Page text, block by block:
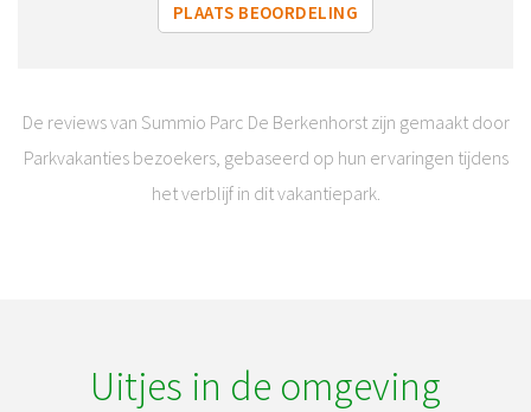
PLAATS BEOORDELING
De reviews van Summio Parc De Berkenhorst zijn gemaakt door
Parkvakanties bezoekers, gebaseerd op hun ervaringen tijdens
het verblijf in dit vakantiepark.
Uitjes in de omgeving